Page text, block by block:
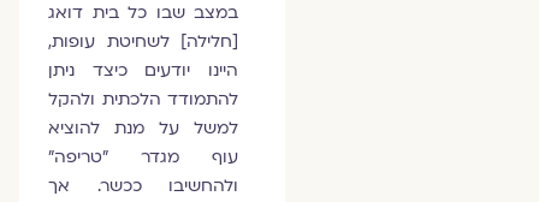
במצב שבו כל בית דואג
[חלילה] לשחיטת עופות,
היינו יודעים כיצד ניתן
להתמודד הלכתית ולהקל
למשל על מנת להוציא
עוף מגדר "טריפה"
ולהחשיבו ככשר. אך